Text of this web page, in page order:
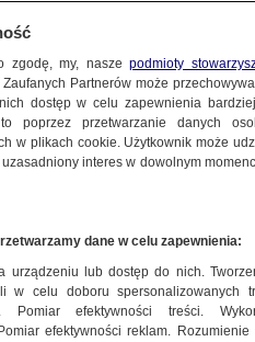
zgodę, my, naszepodmioty
Partnerów może
dostęp w celu zapewnienia
poprzez przetwarzanie danych
w plikach cookie. Użytkownik może
interes w dowolnym
dane w celu zapewnienia:
urządzeniu lub dostęp do nich.
w celu doboru spersonalizowanych
Pomiar efektywności treści.
efektywności reklam.